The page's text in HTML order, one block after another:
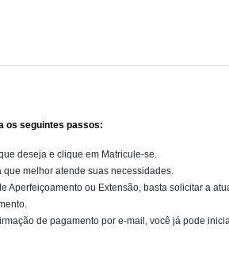
os seguintes passos:
deseja e clique em Matricule-se.
melhor atende suas necessidades.
Aperfeiçoamento ou Extensão, basta solicitar a
de pagamento por e-mail, você já pode